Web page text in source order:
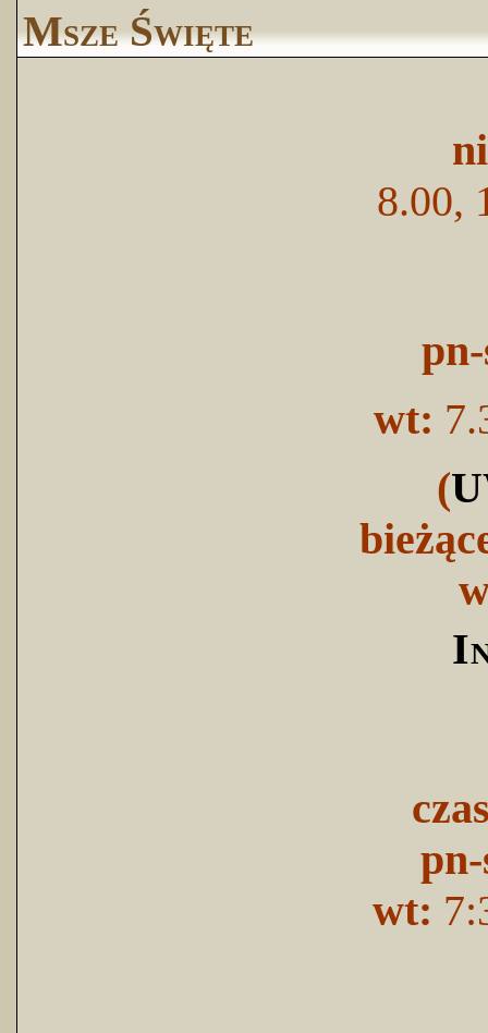
Msze Święte
8.00,
wt:
(
wt: